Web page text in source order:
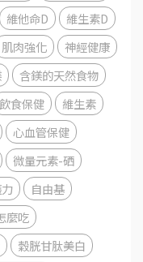
維他命D
維生素D
肌肉強化
神經健康
含鎂的天然食物
飲食保健
維生素
心血管保健
微量元素-硒
自由基
麼吃
穀胱甘肽美白